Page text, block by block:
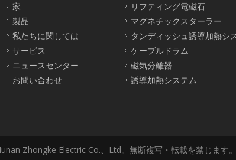
家
製品
私たちに関しては
サービス
ニュースセンター
お問い合わせ
リフティング電磁石
マグネチックスターラー
タンディッシュ誘導加熱シ
ケーブルドラム
磁気分離器
誘導加熱システム
Zhongke Electric Co.、Ltd。無断複写・転載を禁じます